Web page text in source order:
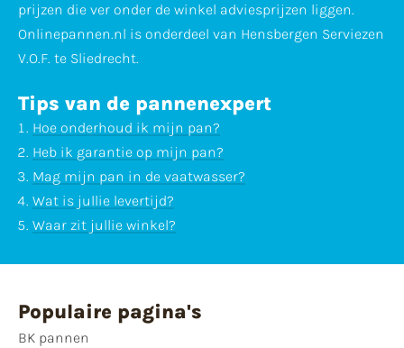
prijzen die ver onder de winkel adviesprijzen liggen.
Onlinepannen.nl is onderdeel van Hensbergen Serviezen
V.O.F. te Sliedrecht.
Tips van de pannenexpert
Hoe onderhoud ik mijn pan?
Heb ik garantie op mijn pan?
Mag mijn pan in de vaatwasser?
Wat is jullie levertijd?
Waar zit jullie winkel?
Populaire pagina's
BK pannen